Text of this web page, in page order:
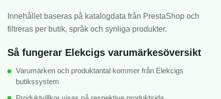
Innehållet baseras på katalogdata från PrestaShop och
filtreras per butik, språk och synliga produkter.
Så fungerar Elekcigs varumärkesöversikt
Varumärken och produktantal kommer från Elekcigs
butikssystem